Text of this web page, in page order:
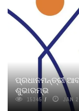
ପ୍ରଧାନମନ୍ତ୍ରୀ
ଶୁଭାରମ୍ଭ
15345 JAN